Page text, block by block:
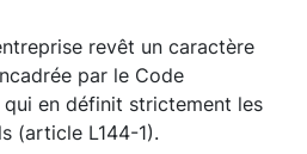
revêt un caractère
par le Code
en définit strictement les
(article L144-1).